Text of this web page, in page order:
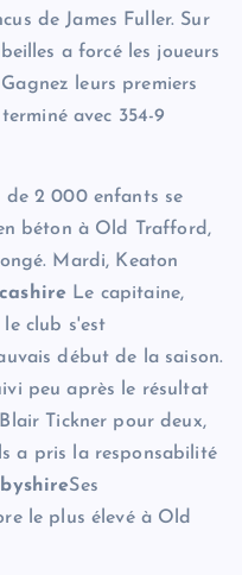
de James Fuller. Sur
a forcé les joueurs
Gagnez leurs premiers
avec 354-9
de 2 000 enfants se
béton à Old Trafford,
Mardi, Keaton
Le capitaine,
club s'est
début de la saison.
peu après le résultat
Tickner pour deux,
a pris la responsabilité
Ses
le plus élevé à Old